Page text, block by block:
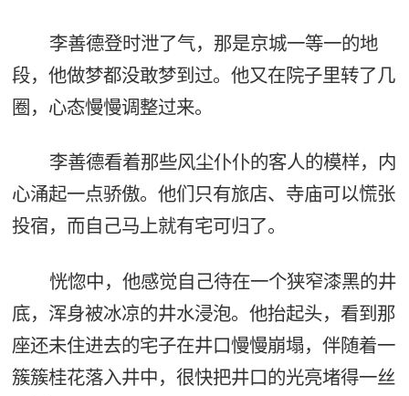
李善德登时泄了气，那是京城一等一的地
段，他做梦都没敢梦到过。他又在院子里转了几
圈，心态慢慢调整过来。
李善德看着那些风尘仆仆的客人的模样，内
心涌起一点骄傲。他们只有旅店、寺庙可以慌张
投宿，而自己马上就有宅可归了。
恍惚中，他感觉自己待在一个狭窄漆黑的井
底，浑身被冰凉的井水浸泡。他抬起头，看到那
座还未住进去的宅子在井口慢慢崩塌，伴随着一
簇簇桂花落入井中，很快把井口的光亮堵得一丝